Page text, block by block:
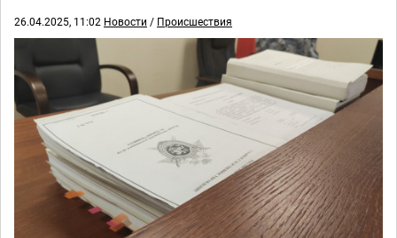
26.04.2025, 11:02 Новости / Происшествия